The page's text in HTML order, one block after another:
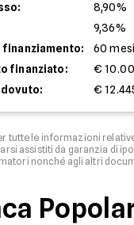
8,90%
9,36%
finanziamento:
60 mesi
finanziato:
€
€
tutte le informazioni
assistiti da garanzia di
nonché agli altri